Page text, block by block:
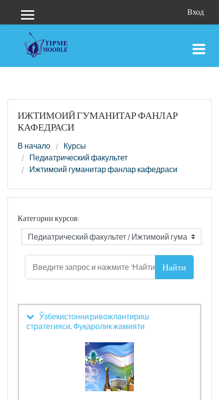
Боковая панель Вход
ИЖТИМОИЙ ГУМАНИТАР ФАНЛАР
КАФЕДРАСИ
В начало
Курсы
Педиатрический факультет
Ижтимоий гуманитар фанлар кафедраси
Категории курсов:
Ўзбекистонни ривожлантириш
стратегияси. Фуқаролик жамияти